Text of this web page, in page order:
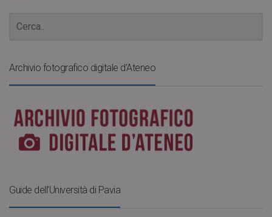
Archivio fotografico digitale d’Ateneo
Guide dell’Università di Pavia